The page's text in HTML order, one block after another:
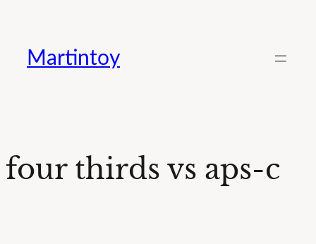
contenido
Martintoy
four thirds vs aps-c